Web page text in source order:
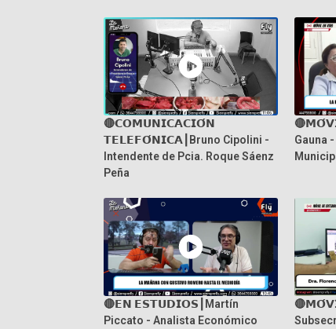
🔴𝗖𝗢𝗠𝗨𝗡𝗜𝗖𝗔𝗖𝗜𝗢́𝗡
𝗧𝗘𝗟𝗘𝗙𝗢́𝗡𝗜𝗖𝗔┃Bruno Cipolini -
Intendente de Pcia. Roque Sáenz
Peña
Gauna
🔴𝗘𝗡 𝗘𝗦𝗧𝗨𝗗𝗜𝗢𝗦┃Martín
Piccato - Analista Económico